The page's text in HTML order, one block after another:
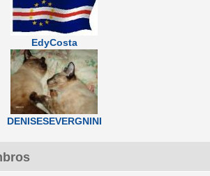
EdyCosta
DENISESEVERGNINI